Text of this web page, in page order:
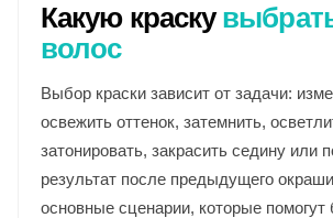
Какую краску
волос
Выбор краски зависит от задачи:
освежить оттенок, затемнить,
затонировать, закрасить седину или
результат после предыдущего
основные сценарии, которые помогут